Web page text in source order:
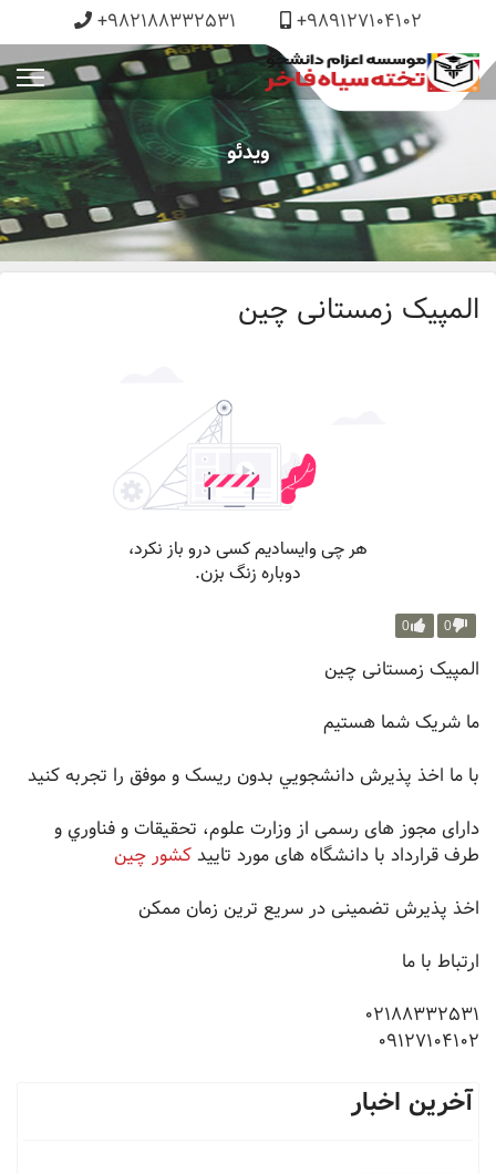
+982188332531 +989127104102
ویدئو
المپیک زمستانی چین
0
0
المپیک زمستانی چین
ما شریک شما هستیم
با ما اخذ پذيرش دانشجويي بدون ریسک و موفق را تجربه کنید
دارای مجوز های رسمی از وزارت علوم، تحقيقات و فناوري و
طرف قرارداد با دانشگاه های مورد تاییدکشور چین
اخذ پذیرش تضمینی در سریع ترین زمان ممکن
ارتباط با ما
09127104102
آخرین اخبار